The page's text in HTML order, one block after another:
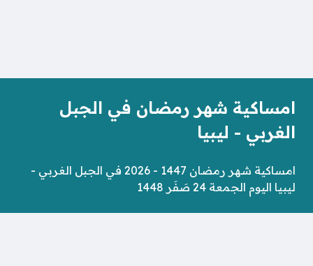
امساكية شهر رمضان في الجبل
الغربي - ليبيا
امساكية شهر رمضان 1447 - 2026 في الجبل الغربي -
ليبيا اليوم الجمعة 24 صَفَر 1448